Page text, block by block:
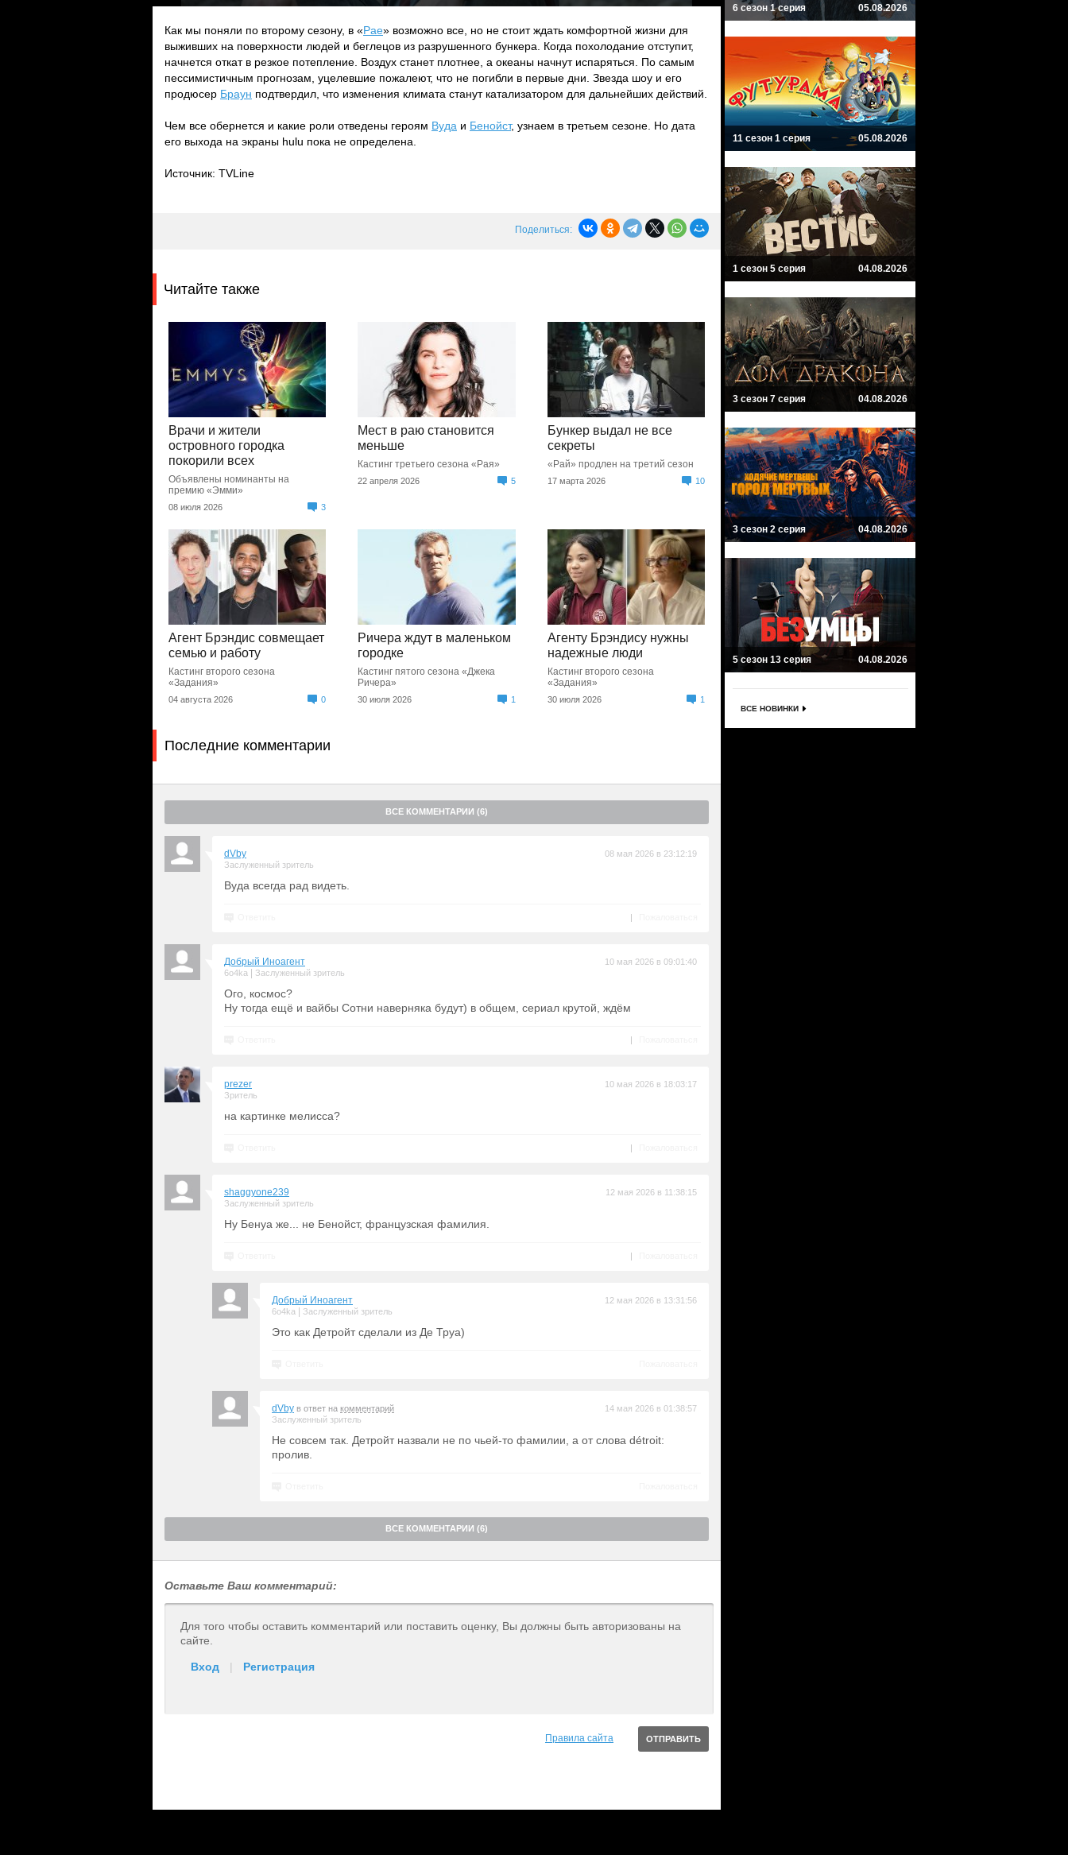
Как мы поняли по второму сезону, в «Рае» возможно все, но не стоит ждать комфортной жизни для
выживших на поверхности людей и беглецов из разрушенного бункера. Когда похолодание отступит,
начнется откат в резкое потепление. Воздух станет плотнее, а океаны начнут испаряться. По самым
пессимистичным прогнозам, уцелевшие пожалеют, что не погибли в первые дни. Звезда шоу и его
продюсер Браун подтвердил, что изменения климата станут катализатором для дальнейших действий.
Чем все обернется и какие роли отведены героям Вуда и Бенойст, узнаем в третьем сезоне. Но дата
его выхода на экраны hulu пока не определена.
Источник: TVLine
Поделиться:
Читайте также
Врачи и жители
островного городка
покорили всех
Объявлены номинанты на
премию «Эмми»
08 июля 2026 3
Мест в раю становится
меньше
Кастинг третьего сезона «Рая»
22 апреля 2026 5
Бункер выдал не все
секреты
«Рай» продлен на третий сезон
17 марта 2026 10
Агент Брэндис совмещает
семью и работу
Кастинг второго сезона
«Задания»
04 августа 2026 0
Ричера ждут в маленьком
городке
Кастинг пятого сезона «Джека
Ричера»
30 июля 2026 1
Агенту Брэндису нужны
надежные люди
Кастинг второго сезона
«Задания»
30 июля 2026 1
Последние комментарии
ВСЕ КОММЕНТАРИИ (6)
dVby
Заслуженный зритель
08 мая 2026 в 23:12:19
Вуда всегда рад видеть.
|
Добрый Иноагент
6o4ka Заслуженный зритель
10 мая 2026 в 09:01:40
Ого, космос?
Ну тогда ещё и вайбы Сотни наверняка будут) в общем, сериал крутой, ждём
|
prezer
Зритель
10 мая 2026 в 18:03:17
на картинке мелисса?
|
shaggyone239
Заслуженный зритель
12 мая 2026 в 11:38:15
Ну Бенуа же... не Бенойст, французская фамилия.
|
Добрый Иноагент
6o4ka Заслуженный зритель
12 мая 2026 в 13:31:56
Это как Детройт сделали из Де Труа)
dVby в ответ на комментарий
Заслуженный зритель
14 мая 2026 в 01:38:57
Не совсем так. Детройт назвали не по чьей-то фамилии, а от слова détroit:
пролив.
ВСЕ КОММЕНТАРИИ (6)
Оставьте Ваш комментарий:
Для того чтобы оставить комментарий или поставить оценку, Вы должны быть авторизованы на
сайте.
Вход | Регистрация
Правила сайта
6 сезон 1 серия 05.08.2026
11 сезон 1 серия 05.08.2026
1 сезон 5 серия 04.08.2026
3 сезон 7 серия 04.08.2026
3 сезон 2 серия 04.08.2026
5 сезон 13 серия 04.08.2026
ВСЕ НОВИНКИ